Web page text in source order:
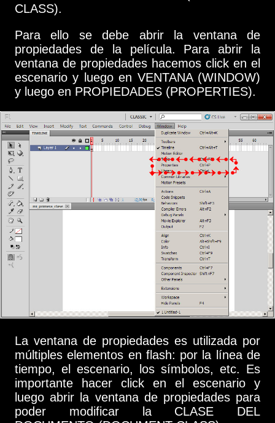
CLASS).
Para ello se debe abrir la ventana de
propiedades de la película. Para abrir la
ventana de propiedades hacemos click en el
escenario y luego en VENTANA (WINDOW)
y luego en PROPIEDADES (PROPERTIES).
La ventana de propiedades es utilizada por
múltiples elementos en flash: por la línea de
tiempo, el escenario, los símbolos, etc. Es
importante hacer click en el escenario y
luego abrir la ventana de propiedades para
poder modificar la CLASE DEL